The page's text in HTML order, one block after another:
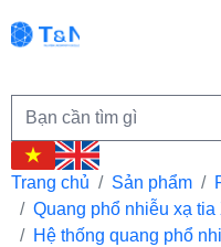
Trang chủ Sản phẩm
Quang phổ nhiễu xạ
Hệ thống quang phổ